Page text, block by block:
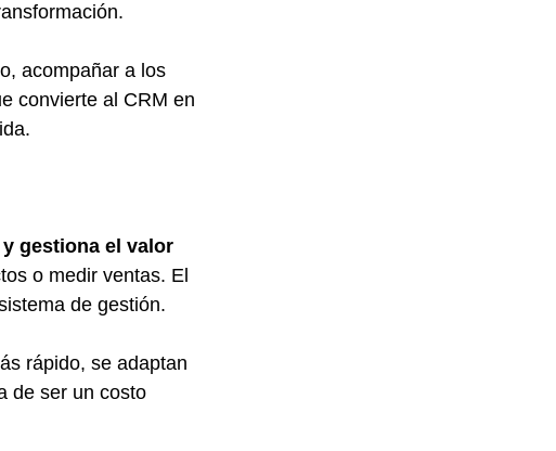
acompañar a los
convierte al CRM en
gestiona el valor
o medir ventas. El
de gestión.
rápido, se adaptan
de ser un costo